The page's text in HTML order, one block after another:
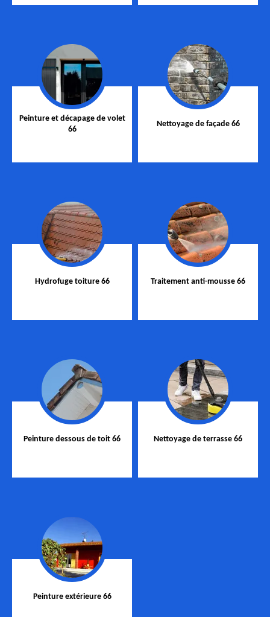
Peinture et décapage de volet
66
Nettoyage de façade 66
Hydrofuge toiture 66 Traitement anti-mousse 66
Peinture dessous de toit 66 Nettoyage de terrasse 66
Peinture extérieure 66